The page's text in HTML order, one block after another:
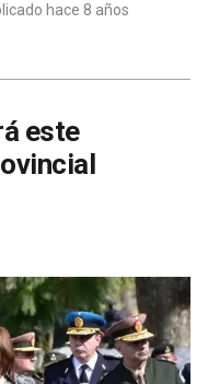
hace 8 años
este